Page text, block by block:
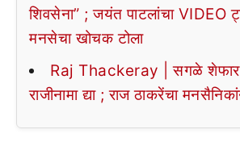
शिवसेना” ; जयंत पाटलांचा VIDEO
मनसेचा खोचक टोला
Raj Thackeray | सगळे
राजीनामा द्या ; राज ठाकरेंचा